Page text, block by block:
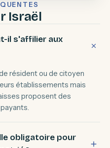
Israël
il s'affilier aux
résident ou de citoyen
établissements mais
proposent des
obligatoire pour